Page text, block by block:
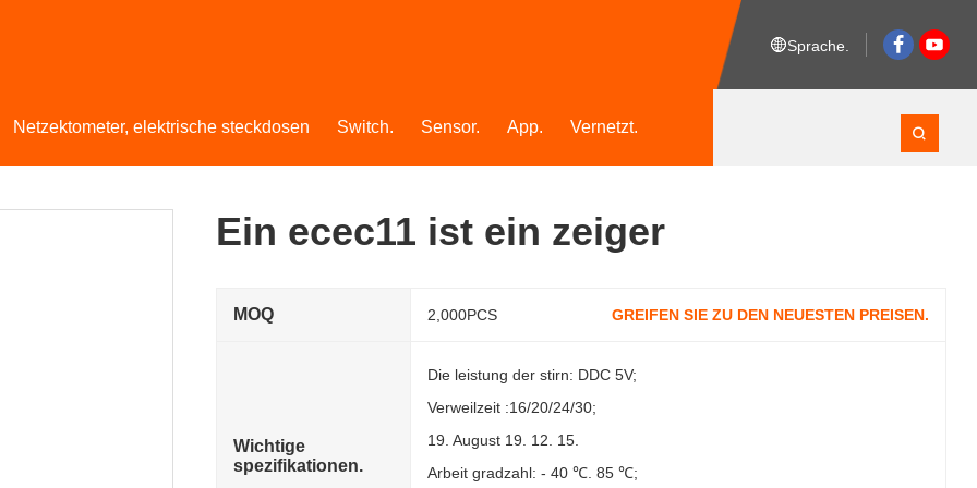
Netzektometer, elektrische steckdosen Switch. Sensor. App. Vernetzt.
Sprache.
Ein ecec11 ist ein zeiger
MOQ 2,000PCS GREIFEN SIE ZU DEN NEUESTEN PREISEN.
Wichtige
spezifikationen.
Die leistung der stirn: DDC 5V;
Verweilzeit :16/20/24/30;
19. August 19. 12. 15.
Arbeit gradzahl: - 40 ℃. 85 ℃;